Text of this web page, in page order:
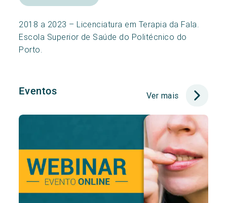
2018 a 2023 – Licenciatura em Terapia da Fala.
Escola Superior de Saúde do Politécnico do
Porto.
Eventos Ver mais